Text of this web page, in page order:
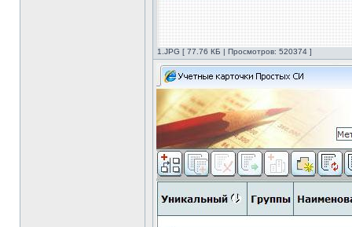
1.JPG [ 77.76 КБ | Просмотров: 520374 ]